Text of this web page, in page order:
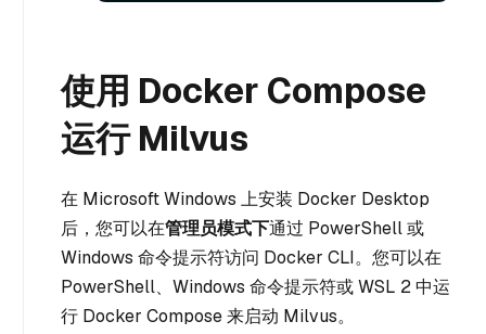
使用 Docker Compose
运行 Milvus
在 Microsoft Windows 上安装 Docker Desktop
后，您可以在管理员模式下通过 PowerShell 或
Windows 命令提示符访问 Docker CLI。您可以在
PowerShell、Windows 命令提示符或 WSL 2 中运
行 Docker Compose 来启动 Milvus。